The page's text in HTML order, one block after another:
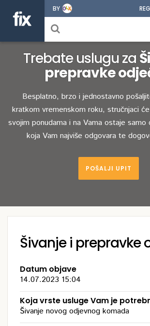
BY
Trebate uslugu za
prepravke
Besplatno, brzo i jednostavno
kratkom vremenskom roku, stručnjaci
svojim ponudama i na Vama ostaje
koja Vam najviše odgovara te
POŠALJI UPIT
Šivanje i prepravke
Datum objave
14.07.2023 15:04
Koja vrste usluge Vam je
Šivanje novog odjevnog komada